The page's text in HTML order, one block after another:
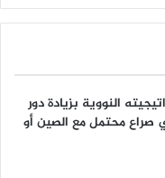
النووية بزيادة دور
صراع محتمل مع الصين أو